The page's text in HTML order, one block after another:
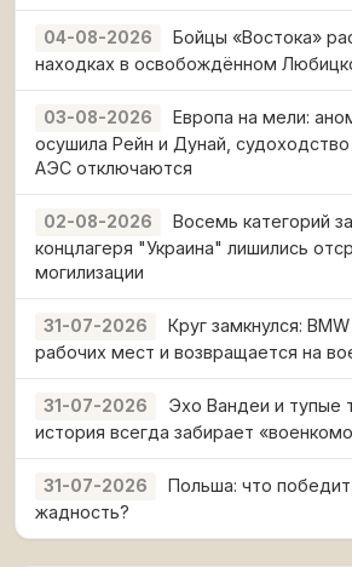
04-08-2026
Бойцы «Востока»
находках в освобождённом
03-08-2026
Европа на мели:
осушила Рейн и Дунай, судоходство
АЭС отключаются
02-08-2026
Восемь категорий
концлагеря "Украина" лишились
могилизации
31-07-2026
Круг замкнулся:
рабочих мест и возвращается на
31-07-2026
Эхо Вандеи и тупые
история всегда забирает
31-07-2026
Польша: что
жадность?